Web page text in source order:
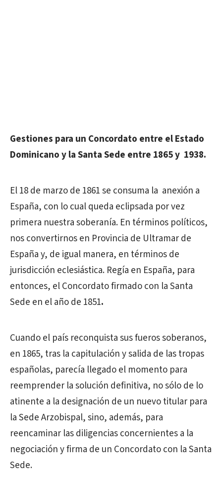
Gestiones para un Concordato entre el Estado
Dominicano y la Santa Sede entre 1865 y 1938.
El 18 de marzo de 1861 se consuma la anexión a
España, con lo cual queda eclipsada por vez
primera nuestra soberanía. En términos políticos,
nos convertirnos en Provincia de Ultramar de
España y, de igual manera, en términos de
jurisdicción eclesiástica. Regía en España, para
entonces, el Concordato firmado con la Santa
Sede en el año de 1851.
Cuando el país reconquista sus fueros soberanos,
en 1865, tras la capitulación y salida de las tropas
españolas, parecía llegado el momento para
reemprender la solución definitiva, no sólo de lo
atinente a la designación de un nuevo titular para
la Sede Arzobispal, sino, además, para
reencaminar las diligencias concernientes a la
negociación y firma de un Concordato con la Santa
Sede.